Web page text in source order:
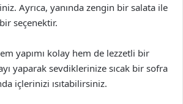
Ayrıca, yanında zengin bir salata ile
seçenektir.
yapımı kolay hem de lezzetli bir
yaparak sevdiklerinize sıcak bir sofra
içlerinizi ısıtabilirsiniz.